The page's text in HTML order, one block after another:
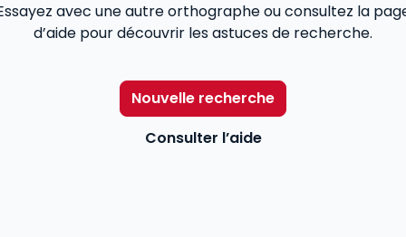
avec une autre orthographe ou consultez la
d’aide pour découvrir les astuces de recherche.
Nouvelle recherche
Consulter l’aide